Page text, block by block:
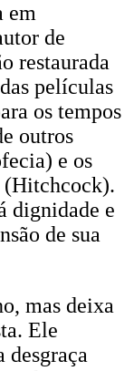
em
de
restaurada
películas
os tempos
outros
e os
(Hitchcock).
dignidade e
de sua
mas deixa
Ele
desgraça